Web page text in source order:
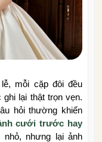
mỗi cặp đôi đều
lại thật trọn vẹn.
hỏi thường khiến
cưới trước hay
nhưng lại ảnh